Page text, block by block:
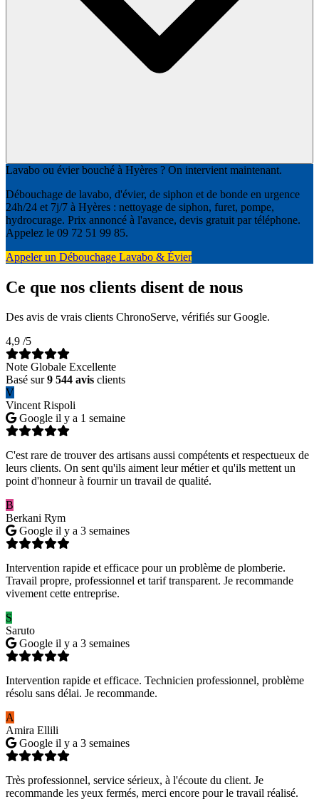
Lavabo ou évier bouché à Hyères ? On intervient maintenant.
Débouchage de lavabo, d'évier, de siphon et de bonde en urgence
24h/24 et 7j/7 à Hyères : nettoyage de siphon, furet, pompe,
hydrocurage. Prix annoncé à l'avance, devis gratuit par téléphone.
Appelez le 09 72 51 99 85.
Appeler un Débouchage Lavabo & Évier
Ce que nos clients disent de nous
Des avis de vrais clients ChronoServe, vérifiés sur Google.
4,9 /5
Note Globale Excellente
Basé sur9 544 avis clients
V
Vincent Rispoli
Google il y a 1 semaine
C'est rare de trouver des artisans aussi compétents et respectueux de
leurs clients. On sent qu'ils aiment leur métier et qu'ils mettent un
point d'honneur à fournir un travail de qualité.
B
Berkani Rym
Google il y a 3 semaines
Intervention rapide et efficace pour un problème de plomberie.
Travail propre, professionnel et tarif transparent. Je recommande
vivement cette entreprise.
S
Saruto
Google il y a 3 semaines
Intervention rapide et efficace. Technicien professionnel, problème
résolu sans délai. Je recommande.
A
Amira Ellili
Google il y a 3 semaines
Très professionnel, service sérieux, à l'écoute du client. Je
recommande les yeux fermés, merci encore pour le travail réalisé.